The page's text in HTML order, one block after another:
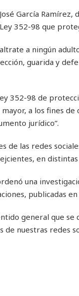
García
352-98 que
a ningún
guarida y
352-98 de
a los fines
jurídico”.
de las redes
en distintas
una
publicadas
general que
de nuestras